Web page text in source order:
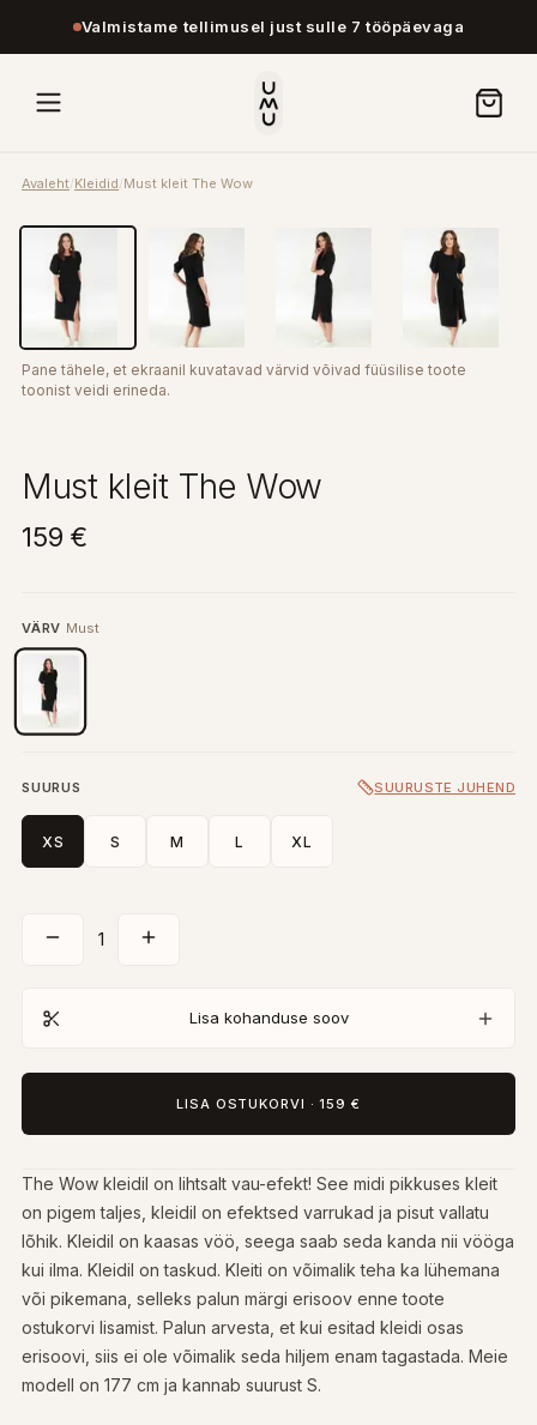
Valmistame tellimusel just sulle 7 tööpäevaga
Avaleht/Kleidid/Must kleit The Wow
Pane tähele, et ekraanil kuvatavad värvid võivad füüsilise toote
toonist veidi erineda.
Must kleit The Wow
159 €
VÄRV Must
SUURUS SUURUSTE JUHEND
XS S M L XL
1
Lisa kohanduse soov
LISA OSTUKORVI ·159 €
The Wow kleidil on lihtsalt vau-efekt! See midi pikkuses kleit
on pigem taljes, kleidil on efektsed varrukad ja pisut vallatu
lõhik. Kleidil on kaasas vöö, seega saab seda kanda nii vööga
kui ilma. Kleidil on taskud. Kleiti on võimalik teha ka lühemana
või pikemana, selleks palun märgi erisoov enne toote
ostukorvi lisamist. Palun arvesta, et kui esitad kleidi osas
erisoovi, siis ei ole võimalik seda hiljem enam tagastada. Meie
modell on 177 cm ja kannab suurust S.